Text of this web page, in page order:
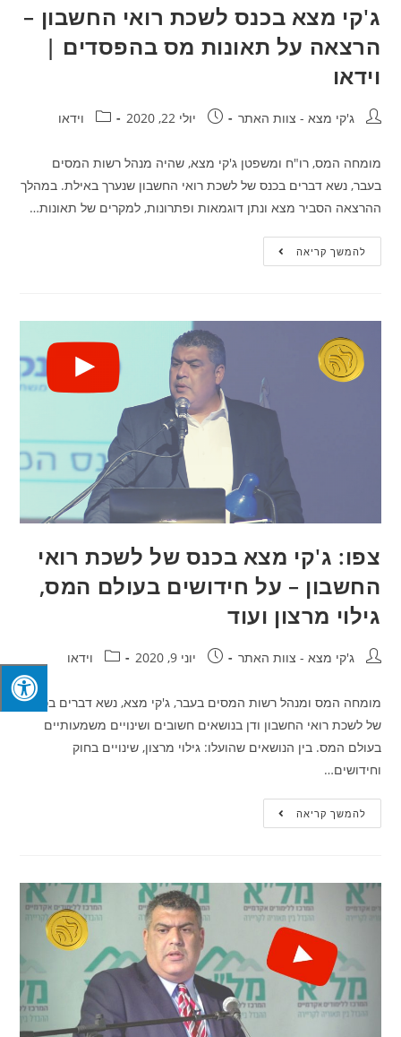
ג'קי מצא בכנס לשכת רואי החשבון –
הרצאה על תאונות מס בהפסדים |
וידאו
ג'קי מצא - צוות האתר יולי 22, 2020 וידאו
מומחה המס, רו"ח ומשפטן ג'קי מצא, שהיה מנהל רשות המסים
בעבר, נשא דברים בכנס של לשכת רואי החשבון שנערך באילת. במהלך
ההרצאה הסביר מצא ונתן דוגמאות ופתרונות, למקרים של תאונות…
להמשך קריאה
צפו: ג'קי מצא בכנס של לשכת רואי
החשבון – על חידושים בעולם המס,
גילוי מרצון ועוד
ג'קי מצא - צוות האתר יוני 9, 2020 וידאו
מומחה המס ומנהל רשות המסים בעבר, ג'קי מצא, נשא דברים בכנס
של לשכת רואי החשבון ודן בנושאים חשובים ושינויים משמעותיים
בעולם המס. בין הנושאים שהועלו: גילוי מרצון, שינויים בחוק
וחידושים…
להמשך קריאה